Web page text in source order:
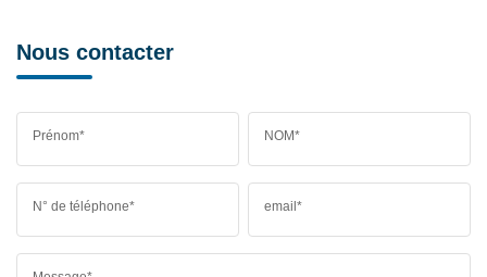
Nous contacter
Prénom* NOM*
N° de téléphone* email*